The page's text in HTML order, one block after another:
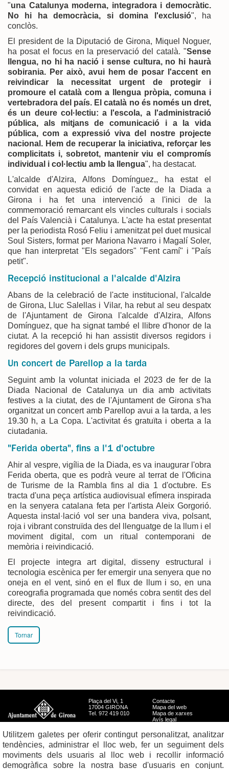
"una Catalunya moderna, integradora i democràtic.
No hi ha democràcia, si domina l'exclusió", ha
conclòs.
El president de la Diputació de Girona, Miquel Noguer,
ha posat el focus en la preservació del català. "Sense
llengua, no hi ha nació i sense cultura, no hi haurà
sobirania. Per això, avui hem de posar l'accent en
reivindicar la necessitat urgent de protegir i
promoure el català com a llengua pròpia, comuna i
vertebradora del país. El català no és només un dret,
és un deure col·lectiu: a l'escola, a l'administració
pública, als mitjans de comunicació i a la vida
pública, com a expressió viva del nostre projecte
nacional. Hem de recuperar la iniciativa, reforçar les
complicitats i, sobretot, mantenir viu el compromís
individual i col·lectiu amb la llengua", ha destacat.
L'alcalde d'Alzira, Alfons Domínguez,, ha estat el
convidat en aquesta edició de l'acte de la Diada a
Girona i ha fet una intervenció a l'inici de la
commemoració remarcant els vincles culturals i socials
del País Valencià i Catalunya. L'acte ha estat presentat
per la periodista Rosó Feliu i amenitzat pel duet musical
Soul Sisters, format per Mariona Navarro i Magalí Soler,
que han interpretat "Els segadors" "Fent camí" i "País
petit".
Recepció institucional a l'alcalde d'Alzira
Abans de la celebració de l'acte institucional, l'alcalde
de Girona, Lluc Salellas i Vilar, ha rebut al seu despatx
de l'Ajuntament de Girona l'alcalde d'Alzira, Alfons
Domínguez, que ha signat també el llibre d'honor de la
ciutat. A la recepció hi han assistit diversos regidors i
regidores del govern i dels grups municipals.
Un concert de Parellop a la tarda
Seguint amb la voluntat iniciada el 2023 de fer de la
Diada Nacional de Catalunya un dia amb activitats
festives a la ciutat, des de l'Ajuntament de Girona s'ha
organitzat un concert amb Parellop avui a la tarda, a les
19.30 h, a La Copa. L'activitat és gratuïta i oberta a la
ciutadania.
"Ferida oberta", fins a l'1 d'octubre
Ahir al vespre, vigília de la Diada, es va inaugurar l'obra
Ferida oberta, que es podrà veure al terrat de l'Oficina
de Turisme de la Rambla fins al dia 1 d'octubre. Es
tracta d'una peça artística audiovisual efímera inspirada
en la senyera catalana feta per l'artista Aleix Gorgorió.
Aquesta instal·lació vol ser una bandera viva, polsant,
roja i vibrant construïda des del llenguatge de la llum i el
moviment digital, com un ritual contemporani de
memòria i reivindicació.
El projecte integra art digital, disseny estructural i
tecnologia escènica per fer emergir una senyera que no
oneja en el vent, sinó en el flux de llum i so, en una
coreografia programada que només cobra sentit des del
directe, des del present compartit i fins i tot la
reivindicació.
Tornar
Plaça del Vi, 1
17004 GIRONA
Tel. 972 419 010
Contacte
Mapa del web
Mapa de xarxes
Avís legal
Utilitzem galetes per oferir contingut personalitzat, analitzar
tendències, administrar el lloc web, fer un seguiment dels
moviments dels usuaris al lloc web i recollir informació
demogràfica sobre la nostra base d'usuaris en conjunt.